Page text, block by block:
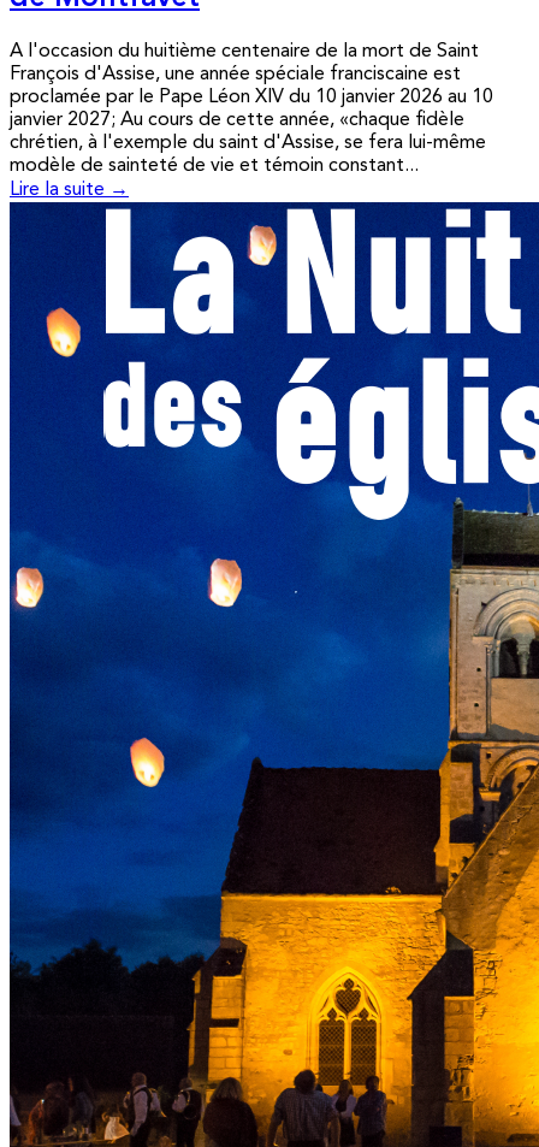
A l'occasion du huitième centenaire de la mort de Saint
François d'Assise, une année spéciale franciscaine est
proclamée par le Pape Léon XIV du 10 janvier 2026 au 10
janvier 2027; Au cours de cette année, «chaque fidèle
chrétien, à l'exemple du saint d'Assise, se fera lui-même
modèle de sainteté de vie et témoin constant...
Lire la suite →